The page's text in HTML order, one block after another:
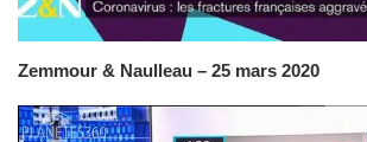
Zemmour & Naulleau – 25 mars 2020